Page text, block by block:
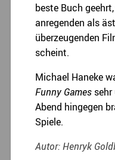
beste Buch
anregenden als
überzeugenden
scheint.
Michael Haneke
Funny Games
Abend hingegen
Spiele.
Autor: Henryk